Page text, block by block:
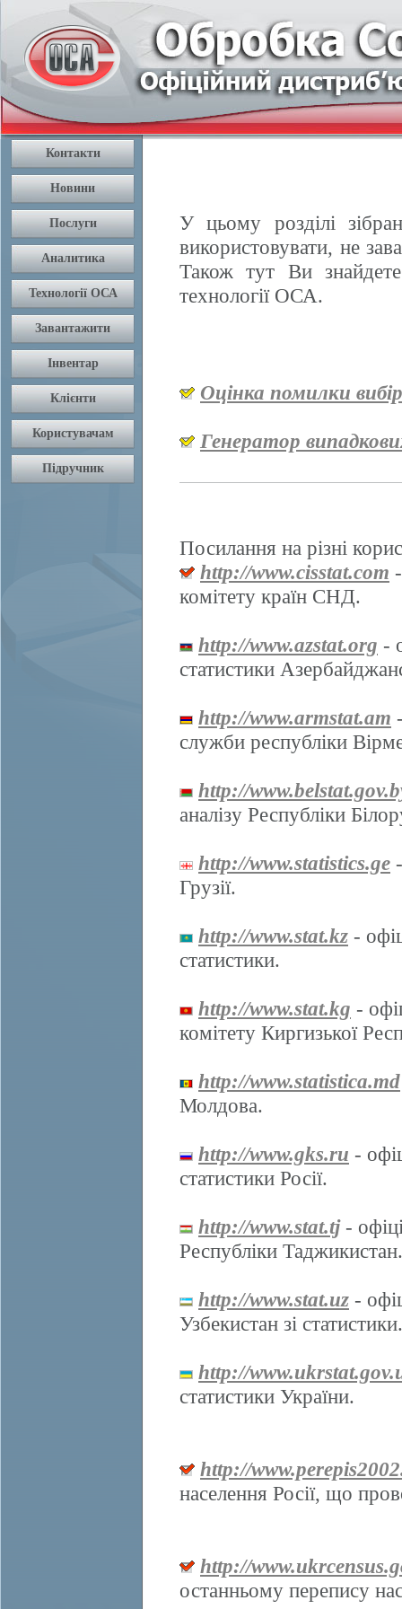
У цьому розділі
використовувати, не
Також тут Ви
технології ОСА.
Оцінка помилки
Генератор
Посилання на різні
http://www.cisstat.com
комітету країн СНД.
http://www.azstat.org -
статистики
http://www.armstat.am
служби республіки
http://
аналізу Республіки
http://www.statistics.ge
Грузії.
http://www.stat.kz -
статистики.
http://www.stat.kg -
комітету Киргизької
http://www.statistica.md
Молдова.
http://www.gks.ru -
статистики Росії.
http://www.stat.tj-
Республіки Таджикистан.
http://www.stat.uz -
Узбекистан зі статистики.
http://
статистики України.
http://
населення Росії, що
http://
останньому перепису